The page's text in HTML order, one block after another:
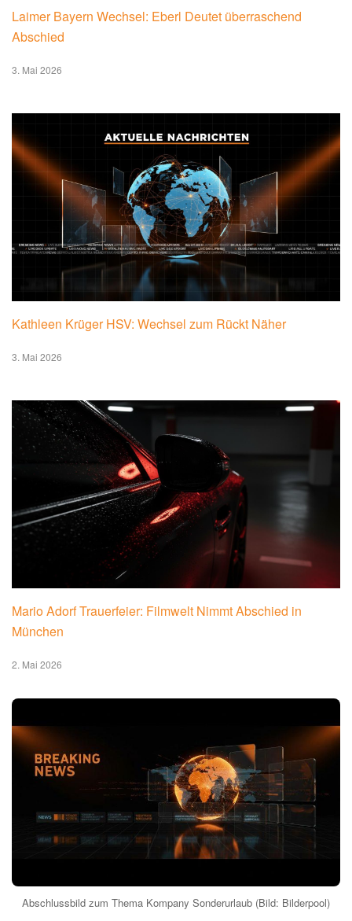
Laimer Bayern Wechsel: Eberl Deutet überraschend
Abschied
3. Mai 2026
Kathleen Krüger HSV: Wechsel zum Rückt Näher
3. Mai 2026
Mario Adorf Trauerfeier: Filmwelt Nimmt Abschied in
München
2. Mai 2026
Abschlussbild zum Thema Kompany Sonderurlaub (Bild: Bilderpool)